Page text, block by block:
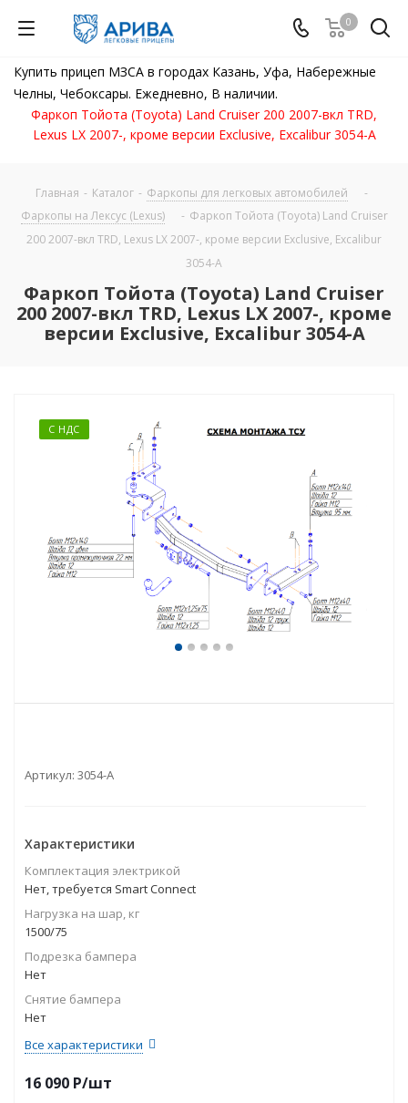
0
Купить прицеп МЗСА в городах Казань, Уфа, Набережные
Челны, Чебоксары. Ежедневно, В наличии.
Фаркоп Тойота (Toyota) Land Cruiser 200 2007-вкл TRD,
Lexus LX 2007-, кроме версии Exclusive, Excalibur 3054-A
Главная - Каталог - Фаркопы для легковых автомобилей
-
Фаркопы на Лексус (Lexus)
- Фаркоп Тойота (Toyota) Land Cruiser
200 2007-вкл TRD, Lexus LX 2007-, кроме версии Exclusive, Excalibur
3054-A
Фаркоп Тойота (Toyota) Land Cruiser
200 2007-вкл TRD, Lexus LX 2007-, кроме
версии Exclusive, Excalibur 3054-A
С НДС
Артикул: 3054-A
Характеристики
Комплектация электрикой
Нет, требуется Smart Connect
Нагрузка на шар, кг
1500/75
Подрезка бампера
Нет
Снятие бампера
Нет
Все характеристики
16 090 P/шт